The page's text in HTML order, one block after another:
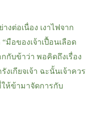
งต่อเนื่อง เงาไฟจาก
มือของเจ้าเปื้อนเลือด
บข้าว่า พอคิดถึงเรื่อง
งเกียจเจ้า ฉะนั้นเจ้าควร
ห้ข้ามาจัดการกับ